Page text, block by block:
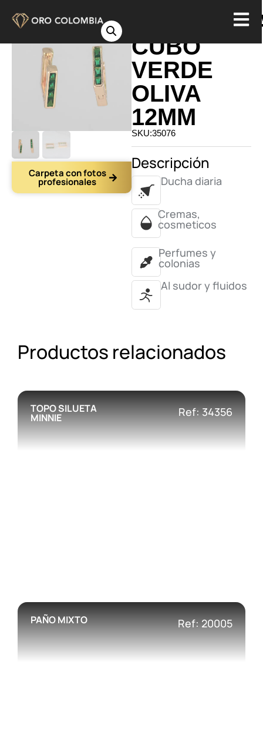
Carpeta con fotos
profesionales
CUBO
VERDE
OLIVA
12MM
SKU:35076
Descripción
Ducha diaria
Cremas,
cosmeticos
Perfumes y
colonias
Al sudor y fluidos
Productos relacionados
TOPO SILUETA
MINNIE Ref: 34356
PAÑO MIXTO Ref: 20005